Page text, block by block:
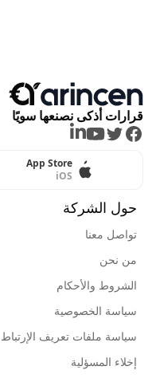
قرارات أذكى نصنعها سويًا
Facebook
Twitter
Youtube
LinkedIn
App Store
iOS
حول الشركة
تواصل معنا
من نحن
الشروط والأحكام
سياسة الخصوصية
سياسة ملفات تعريف الإرتباط
إخلاء المسؤلية